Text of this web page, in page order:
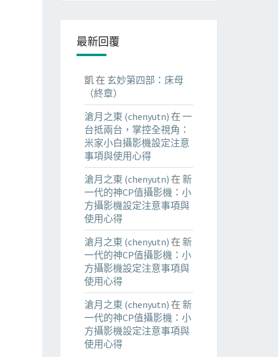
最新回覆
凱在 玄妙第四部：床母
（終章）
滄月之東 (chenyutn) 在 一
台抵兩台，掌控全視角：
米家小白攝影機設定注意
事項與使用心得
滄月之東 (chenyutn) 在 新
一代的神CP值攝影機：小
方攝影機設定注意事項與
使用心得
滄月之東 (chenyutn) 在 新
一代的神CP值攝影機：小
方攝影機設定注意事項與
使用心得
滄月之東 (chenyutn) 在 新
一代的神CP值攝影機：小
方攝影機設定注意事項與
使用心得